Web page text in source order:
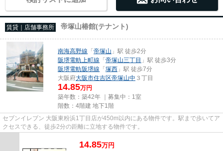
賃貸｜店舗事務所 帝塚山椿館(テナント)
南海高野線 「帝塚山 」駅 徒歩2分
阪堺電軌上町線 「帝塚山三丁目 」駅 徒歩3分
阪堺電軌阪堺線 「塚西 」駅 徒歩7分
大阪府大阪市住吉区帝塚山中 ３丁目
14.85万円
築年数：築42年 ｜募集中： 1室
階数：4階建 地下1階
セブンイレブン 大阪東粉浜1丁目店が450m以内にある物件です。駅まで歩いてア
クセスできる、徒歩2分の距離に立地する物件です。
14.85万円